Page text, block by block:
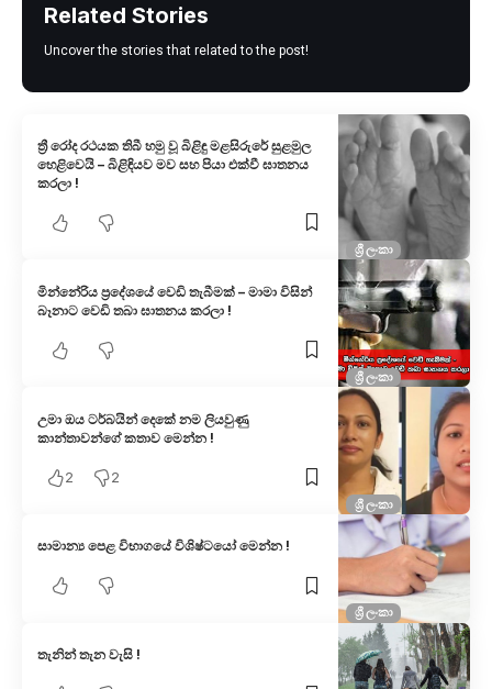
Related Stories
Uncover the stories that related to the post!
ශ්‍රී ලංකා
ත්‍රී රෝද රථයක තිබී හමු වූ බිළිඳු මළසිරුරේ සුළමුල
හෙළිවෙයි – බිළිඳියව මව සහ පියා එක්වී ඝාතනය
කරලා !
ශ්‍රී ලංකා
මින්නේරිය ප්‍රදේශයේ වෙඩි තැබීමක් – මාමා විසින්
බෑනාට වෙඩි තබා ඝාතනය කරලා !
ශ්‍රී ලංකා
උමා ඔය ටර්බයින් දෙකේ නම ලියවුණු
කාන්තාවන්ගේ කතාව මෙන්න !
2 2
ශ්‍රී ලංකා
සාමාන්‍ය පෙළ විභාගයේ විශිෂ්ට‍යෝ මෙන්න !
තැනින් තැන වැසි !